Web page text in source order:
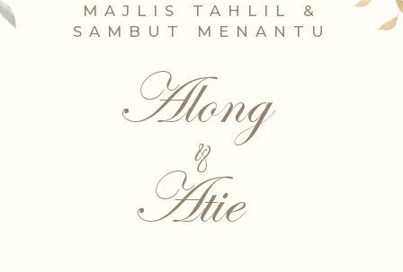
MAJLIS TAHLIL &
SAMBUT MENANTU
Along
&
Atie